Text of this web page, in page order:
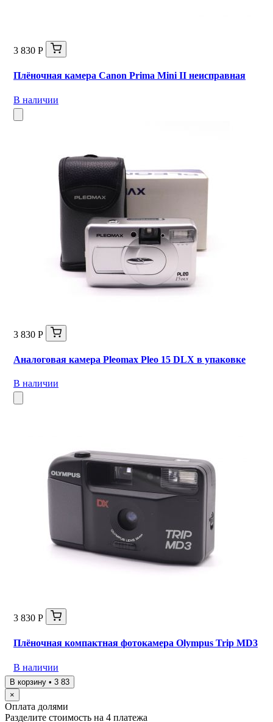
3 830 Р
Плёночная камера Canon Prima Mini II неисправная
В наличии
3 830 Р
Аналоговая камера Pleomax Pleo 15 DLX в упаковке
В наличии
3 830 Р
Плёночная компактная фотокамера Olympus Trip MD3
В наличии
В корзину • 3 83
×
Оплата долями
Разделите стоимость на 4 платежа